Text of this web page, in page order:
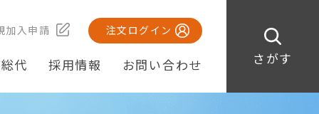
さがす
加入申請 注文ログイン
代 採用情報 お問い合わせ